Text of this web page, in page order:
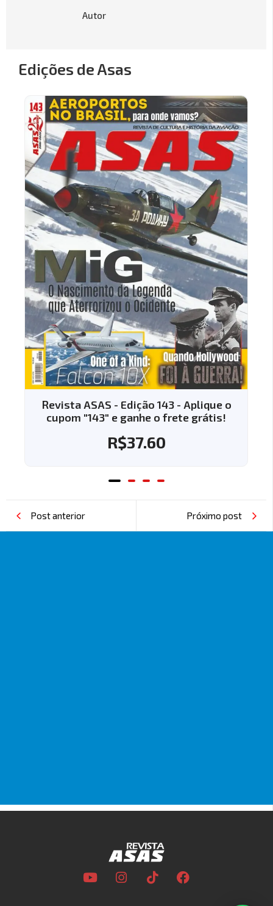
Autor
Edições de Asas
o
Revista ASAS - Edição 144 -
cupom "144" e ganhe o frete
R$
Post anterior Próximo post